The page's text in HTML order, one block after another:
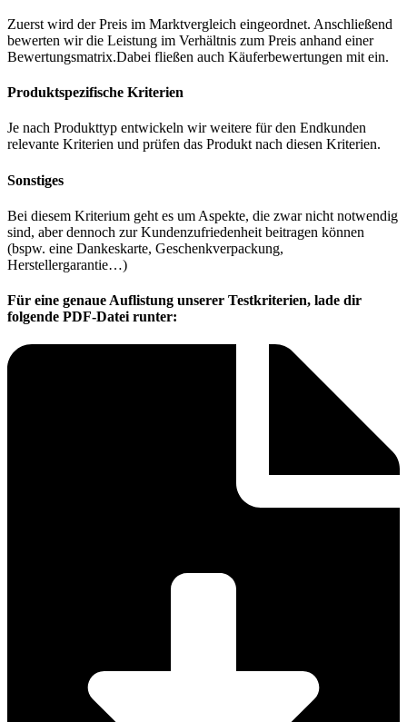
Zuerst wird der Preis im Marktvergleich eingeordnet. Anschließend
bewerten wir die Leistung im Verhältnis zum Preis anhand einer
Bewertungsmatrix.Dabei fließen auch Käuferbewertungen mit ein.
Produktspezifische Kriterien
Je nach Produkttyp entwickeln wir weitere für den Endkunden
relevante Kriterien und prüfen das Produkt nach diesen Kriterien.
Sonstiges
Bei diesem Kriterium geht es um Aspekte, die zwar nicht notwendig
sind, aber dennoch zur Kundenzufriedenheit beitragen können
(bspw. eine Dankeskarte, Geschenkverpackung,
Herstellergarantie…)
Für eine genaue Auflistung unserer Testkriterien, lade dir
folgende PDF-Datei runter: